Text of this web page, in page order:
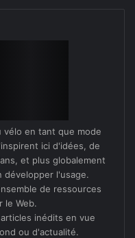
le préfet suite à
à un hash­tag sur
a été bon
creuse en plein mois
aller plus loin.
de pres­sion sur la
vélo en tant que mode
ici d'idées, de
et plus globalement
développer l'usage.
de ressources
le Web.
inédits en vue
ou d'actualité.